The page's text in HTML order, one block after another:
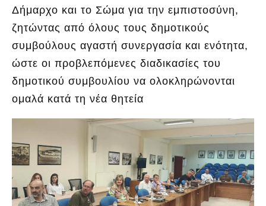
Δήμαρχο και το Σώμα για την εμπιστοσύνη,
ζητώντας από όλους τους δημοτικούς
συμβούλους αγαστή συνεργασία και ενότητα,
ώστε οι προβλεπόμενες διαδικασίες του
δημοτικού συμβουλίου να ολοκληρώνονται
ομαλά κατά τη νέα θητεία